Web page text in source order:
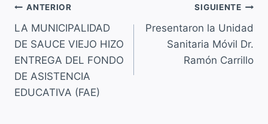
b
o
o
k
A
p
p
n
Navegación
de
entradas
ANTERIOR
LA MUNICIPALIDAD
DE SAUCE VIEJO HIZO
ENTREGA DEL FONDO
DE ASISTENCIA
EDUCATIVA (FAE)
SIGUIENTE
Presentaron la Unidad
Sanitaria Móvil Dr.
Ramón Carrillo